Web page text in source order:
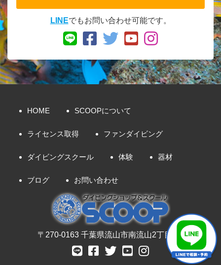
LINEでもお問い合わせ可能です。
HOME SCOOPについて
ライセンス取得 ファンダイビング
ダイビングスクール 体験 器材
ブログ お問い合わせ
〒270-0163 千葉県流山市南流山2丁目8-7